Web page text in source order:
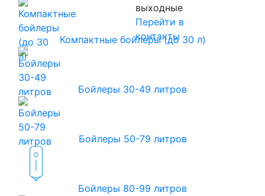
выходные
Перейти в
контакты
Компактные бойлеры (до 30 л)
Бойлеры 30-49 литров
Бойлеры 50-79 литров
Бойлеры 80-99 литров